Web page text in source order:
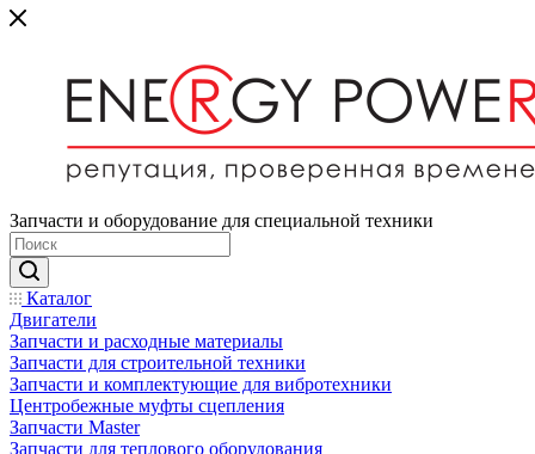
Запчасти и оборудование для специальной техники
Каталог
Двигатели
Запчасти и расходные материалы
Запчасти для строительной техники
Запчасти и комплектующие для вибротехники
Центробежные муфты сцепления
Запчасти Master
Запчасти для теплового оборудования